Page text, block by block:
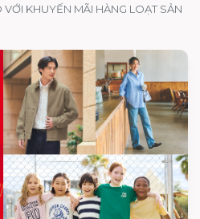
KHUYẾN MÃI HÀNG LOẠT SẢN